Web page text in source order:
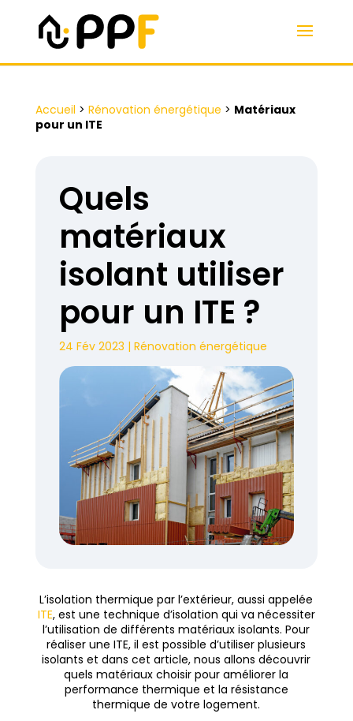
Accueil > Rénovation énergétique > Matériaux
pour un ITE
Quels
matériaux
isolant utiliser
pour un ITE ?
24 Fév 2023 | Rénovation énergétique
L’isolation thermique par l’extérieur, aussi appelée
ITE, est une technique d’isolation qui va nécessiter
l’utilisation de différents matériaux isolants. Pour
réaliser une ITE, il est possible d’utiliser plusieurs
isolants et dans cet article, nous allons découvrir
quels matériaux choisir pour améliorer la
performance thermique et la résistance
thermique de votre logement.